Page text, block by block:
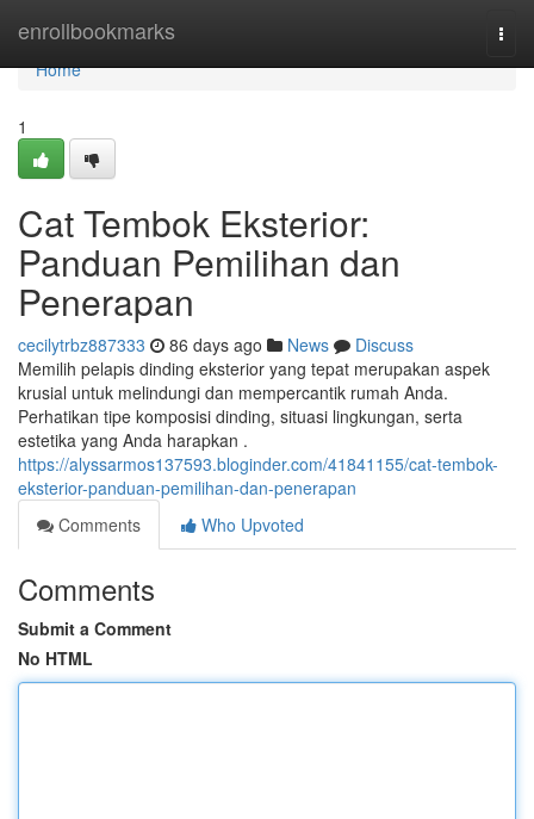
enrollbookmarks
Home
Home
1
Cat Tembok Eksterior:
Panduan Pemilihan dan
Penerapan
cecilytrbz887333 86 days ago News
Discuss
Memilih pelapis dinding eksterior yang tepat merupakan aspek
krusial untuk melindungi dan mempercantik rumah Anda.
Perhatikan tipe komposisi dinding, situasi lingkungan, serta
estetika yang Anda harapkan .
https://alyssarmos137593.bloginder.com/41841155/cat-tembok-
eksterior-panduan-pemilihan-dan-penerapan
Comments
Who Upvoted
Comments
Submit a Comment
No HTML